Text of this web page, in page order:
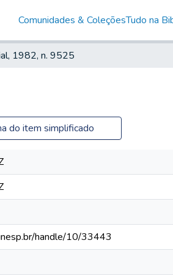
Comunidades & ColeçõesTudo na
1982, n. 9525
do item simplificado
handle/10/33443